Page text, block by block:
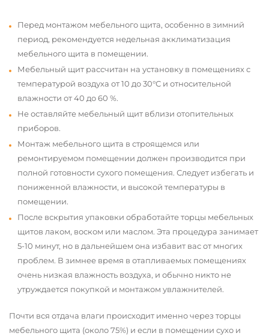
Перед монтажом мебельного щита, особенно в зимний
период, рекомендуется недельная акклиматизация
мебельного щита в помещении.
Мебельный щит рассчитан на установку в помещениях с
температурой воздуха от 10 до 30°С и относительной
влажности от 40 до 60 %.
Не оставляйте мебельный щит вблизи отопительных
приборов.
Монтаж мебельного щита в строящемся или
ремонтируемом помещении должен производится при
полной готовности сухого помещения. Следует избегать и
пониженной влажности, и высокой температуры в
помещении.
После вскрытия упаковки обработайте торцы мебельных
щитов лаком, воском или маслом. Эта процедура занимает
5-10 минут, но в дальнейшем она избавит вас от многих
проблем. В зимнее время в отапливаемых помещениях
очень низкая влажность воздуха, и обычно никто не
утруждается покупкой и монтажом увлажнителей.
Почти вся отдача влаги происходит именно через торцы
мебельного щита (около 75%) и если в помещении сухо и